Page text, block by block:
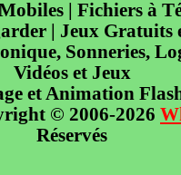
| Fichiers à
| Jeux Gratuits
Sonneries,
Vidéos et Jeux
et Animation
© 2006-2026
Réservés